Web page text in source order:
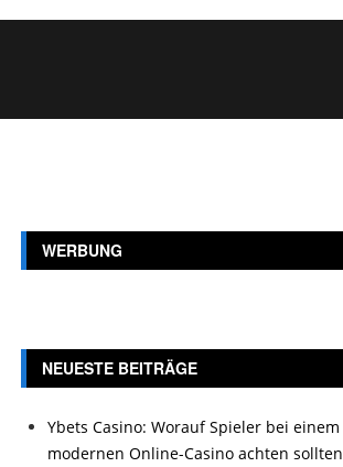
WERBUNG
NEUESTE BEITRÄGE
Ybets Casino: Worauf Spieler bei einem
modernen Online-Casino achten sollten